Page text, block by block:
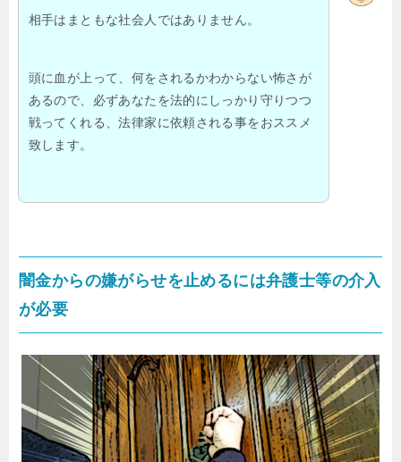
相手はまともな社会人ではありません。
頭に血が上って、何をされるかわからない怖さが
あるので、必ずあなたを法的にしっかり守りつつ
戦ってくれる、法律家に依頼される事をおススメ
致します。
闇金からの嫌がらせを止めるには弁護士等の介入
が必要